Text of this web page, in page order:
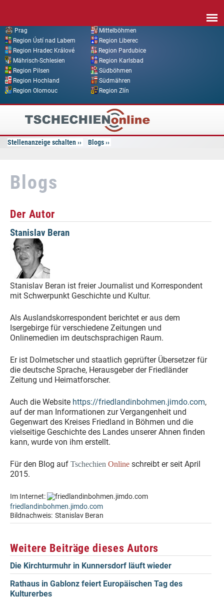
Prag
Mittelböhmen
Region Ústí nad Labem
Region Liberec
Region Hradec Králové
Region Pardubice
Mährisch-Schlesien
Region Karlsbad
Region Pilsen
Südböhmen
Region Hochland
Südmähren
Region Olomouc
Region Zlín
Tschechien
Online
Stellenanzeige schalten Blogs
Blogs
Der Autor
Stanislav Beran
Stanislav Beran ist freier Journalist und Korrespondent
mit Schwerpunkt Geschichte und Kultur.
Als Auslandskorrespondent berichtet er aus dem
Isergebirge für verschiedene Zeitungen und
Onlinemedien im deutschsprachigen Raum.
Er ist Dolmetscher und staatlich geprüfter Übersetzer für
die deutsche Sprache, Herausgeber der Friedländer
Zeitung und Heimatforscher.
Auch die Website https://friedlandinbohmen.jimdo.com,
auf der man Informationen zur Vergangenheit und
Gegenwart des Kreises Friedland in Böhmen und die
vielseitige Geschichte des Landes unserer Ahnen finden
kann, wurde von ihm erstellt.
Für den Blog auf Tschechien Online schreibt er seit April
2015.
Im Internet:
friedlandinbohmen.jimdo.com
Bildnachweis: Stanislav Beran
Weitere Beiträge dieses Autors
Die Kirchturmuhr in Kunnersdorf läuft wieder
Rathaus in Gablonz feiert Europäischen Tag des
Kulturerbes